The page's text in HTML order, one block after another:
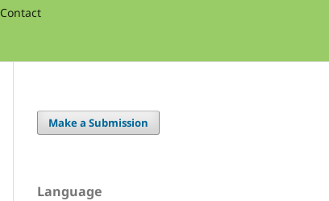
Contact
Make a Submission
Language